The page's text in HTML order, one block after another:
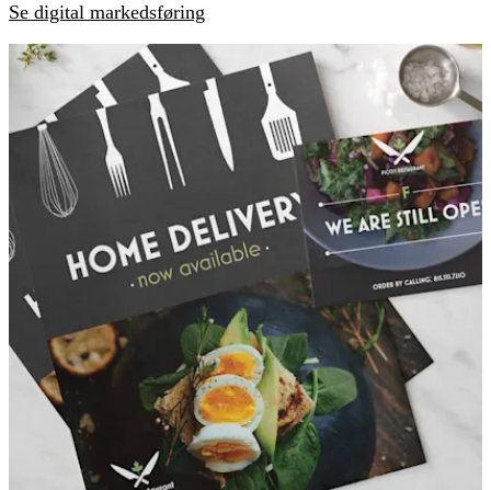
Se digital markedsføring